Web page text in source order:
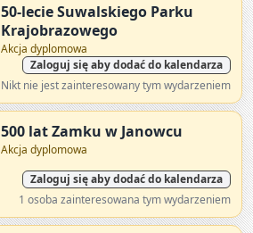
50-lecie Suwalskiego Parku
Krajobrazowego
Akcja dyplomowa
Zaloguj się aby dodać do kalendarza
Nikt nie jest zainteresowany tym wydarzeniem
500 lat Zamku w Janowcu
Akcja dyplomowa
Zaloguj się aby dodać do kalendarza
1 osoba zainteresowana tym wydarzeniem